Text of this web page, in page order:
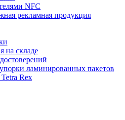
NFC
рекламная продукция
на складе
ламинированных пакетов
Rex